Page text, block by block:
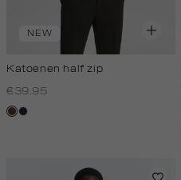
NEW
Katoenen half zip
€39.95
donkerbruin
blauw,